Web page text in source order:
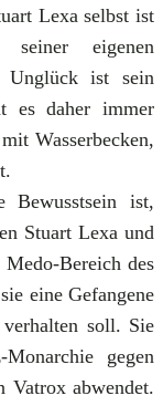
Lexa selbst ist
eigenen
Unglück ist sein
es daher immer
Wasserbecken,
Bewusstsein ist,
Stuart Lexa und
Bereich des
eine Gefangene
soll. Sie
gegen
Vatrox abwendet.